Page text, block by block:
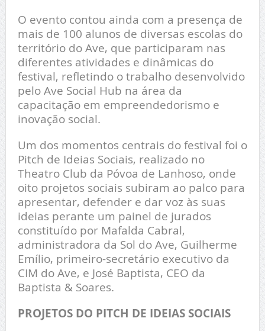
O evento contou ainda com a presença de
mais de 100 alunos de diversas escolas do
território do Ave, que participaram nas
diferentes atividades e dinâmicas do
festival, refletindo o trabalho desenvolvido
pelo Ave Social Hub na área da
capacitação em empreendedorismo e
inovação social.
Um dos momentos centrais do festival foi o
Pitch de Ideias Sociais, realizado no
Theatro Club da Póvoa de Lanhoso, onde
oito projetos sociais subiram ao palco para
apresentar, defender e dar voz às suas
ideias perante um painel de jurados
constituído por Mafalda Cabral,
administradora da Sol do Ave, Guilherme
Emílio, primeiro-secretário executivo da
CIM do Ave, e José Baptista, CEO da
Baptista & Soares.
PROJETOS DO PITCH DE IDEIAS SOCIAIS